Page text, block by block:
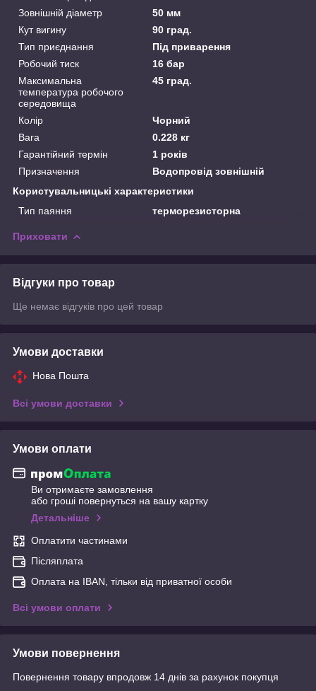
Зовнішній діаметр
50 мм
Кут вигину
90 град.
Тип приєднання
Під приварення
Робочий тиск
16 бар
Максимальна
температура робочого
середовища
45 град.
Колір
Чорний
Вага
0.228 кг
Гарантійний термін
1 років
Призначення
Водопровід зовнішній
Користувальницькі характеристики
Тип паяння
терморезисторна
Приховати
Відгуки про товар
Ще немає відгуків про цей товар
Умови доставки
Нова Пошта
Всі умови доставки
Умови оплати
Ви отримаєте замовлення
або гроші повернуться на вашу картку
Детальніше
Оплатити частинами
Післяплата
Оплата на IBAN, тільки від приватної особи
Всі умови оплати
Умови повернення
Повернення товару впродовж 14 днів за рахунок покупця